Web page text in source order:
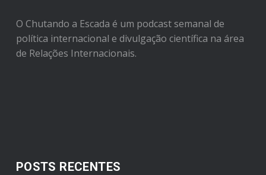
O Chutando a Escada é um podcast semanal de
política internacional e divulgação científica na área
de Relações Internacionais.
POSTS RECENTES